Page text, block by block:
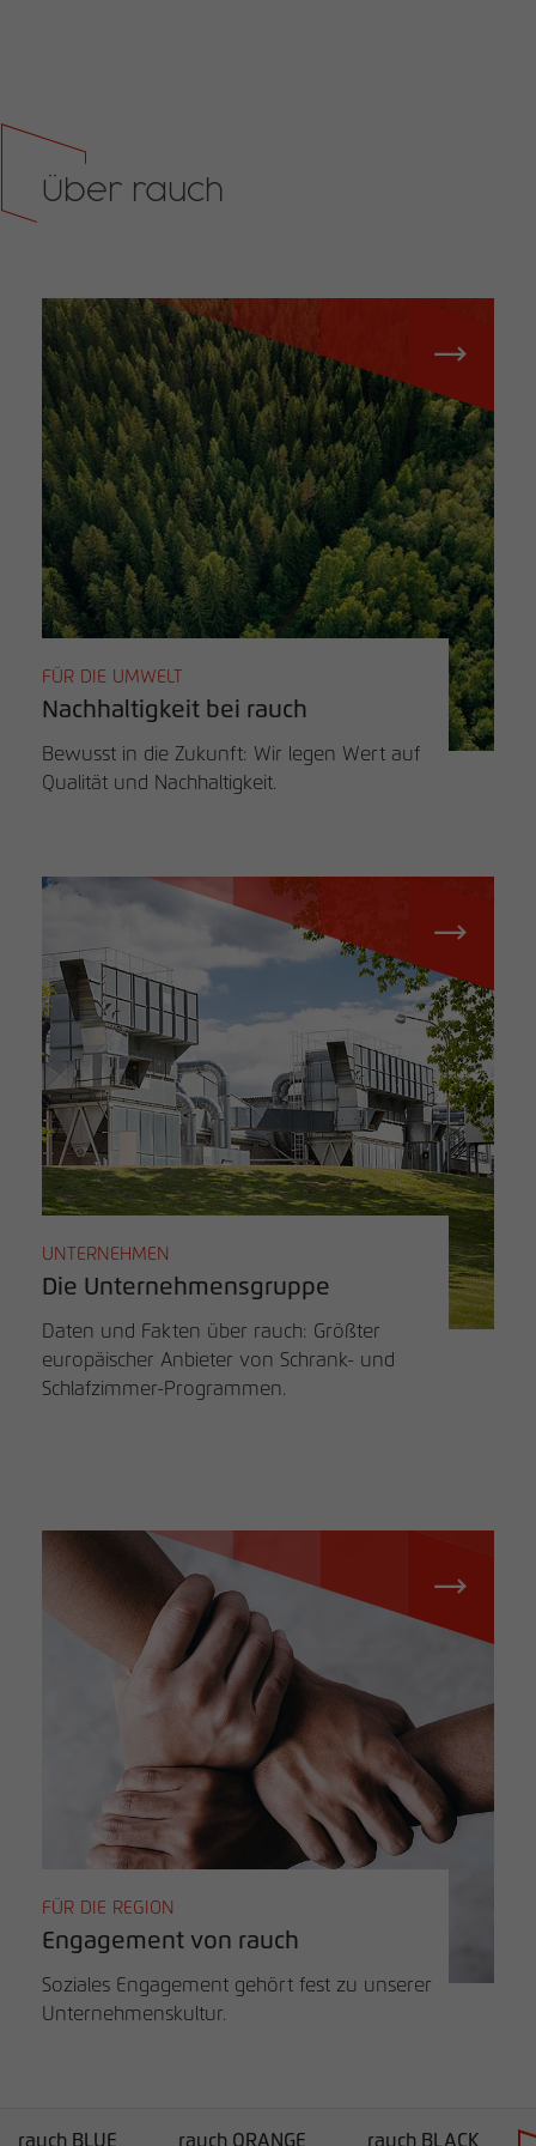
Über rauch
FÜR DIE UMWELT
Nachhaltigkeit bei rauch
Bewusst in die Zukunft: Wir legen Wert auf
Qualität und Nachhaltigkeit.
UNTERNEHMEN
Die Unternehmensgruppe
Daten und Fakten über rauch: Größter
europäischer Anbieter von Schrank- und
Schlafzimmer-Programmen.
FÜR DIE REGION
Engagement von rauch
Soziales Engagement gehört fest zu unserer
Unternehmenskultur.
rauch BLUE rauch ORANGE rauch BLACK